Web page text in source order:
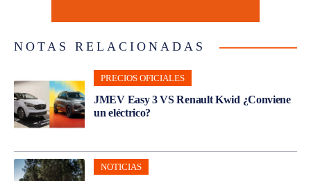
NOTAS RELACIONADAS
PRECIOS OFICIALES
JMEV Easy 3 VS Renault Kwid ¿Conviene
un eléctrico?
NOTICIAS